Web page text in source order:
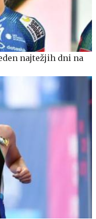
najtežjih dni na